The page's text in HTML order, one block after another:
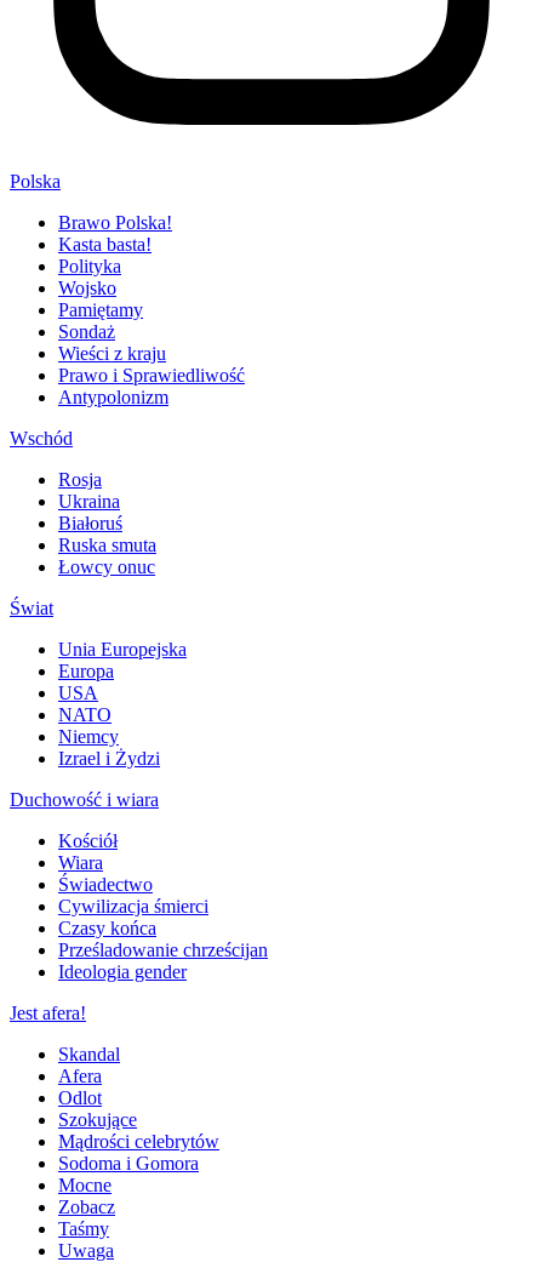
Polska
Brawo Polska!
Kasta basta!
Polityka
Wojsko
Pamiętamy
Sondaż
Wieści z kraju
Prawo i Sprawiedliwość
Antypolonizm
Wschód
Rosja
Ukraina
Białoruś
Ruska smuta
Łowcy onuc
Świat
Unia Europejska
Europa
USA
NATO
Niemcy
Izrael i Żydzi
Duchowość i wiara
Kościół
Wiara
Świadectwo
Cywilizacja śmierci
Czasy końca
Prześladowanie chrześcijan
Ideologia gender
Jest afera!
Skandal
Afera
Odlot
Szokujące
Mądrości celebrytów
Sodoma i Gomora
Mocne
Zobacz
Taśmy
Uwaga